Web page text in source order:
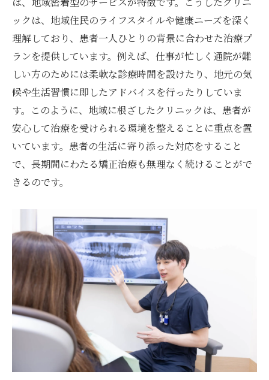
ックは、地域住民のライフスタイルや健康ニーズを深く
理解しており、患者一人ひとりの背景に合わせた治療プ
ランを提供しています。例えば、仕事が忙しく通院が難
しい方のためには柔軟な診療時間を設けたり、地元の気
候や生活習慣に即したアドバイスを行ったりしていま
す。このように、地域に根ざしたクリニックは、患者が
安心して治療を受けられる環境を整えることに重点を置
いています。患者の生活に寄り添った対応をすること
で、長期間にわたる矯正治療も無理なく続けることがで
きるのです。